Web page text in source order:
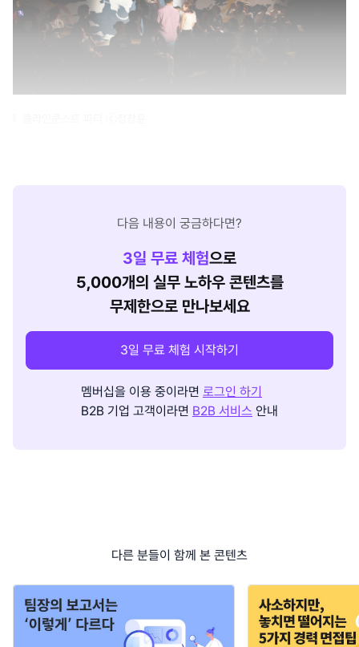
다음 내용이 궁금하다면?
3일 무료 체험으로
5,000개의 실무 노하우 콘텐츠를
무제한으로 만나보세요
3일 무료 체험 시작하기
멤버십을 이용 중이라면 로그인 하기
B2B 기업 고객이라면 B2B 서비스 안내
다른 분들이 함께 본 콘텐츠